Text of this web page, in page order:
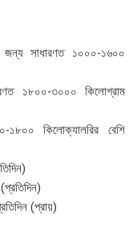
জন্য সাধারণত ১০০০-১৬০০
১৮০০-৩০০০ কিলোগ্রাম
১৮০০ কিলোক্যালরির বেশি
(প্রায়)